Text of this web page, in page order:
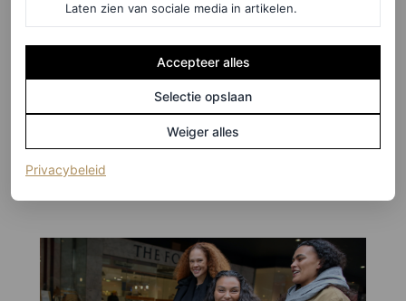
Laten zien van sociale media in artikelen.
Accepteer alles
Selectie opslaan
Weiger alles
Privacybeleid